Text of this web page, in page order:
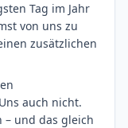
Tag im Jahr
von uns zu
zusätzlichen
auch nicht.
– und das gleich